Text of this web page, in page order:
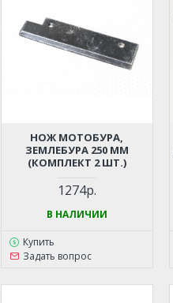
НОЖ МОТОБУРА,
ЗЕМЛЕБУРА 250 ММ
(КОМПЛЕКТ 2 ШТ.)
1274р.
В НАЛИЧИИ
Купить
Задать вопрос